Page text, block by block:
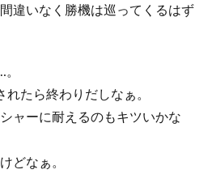
違いなく勝機は巡ってくるはず
たら終わりだしなぁ。
ャーに耐えるのもキツいかな
どなぁ。